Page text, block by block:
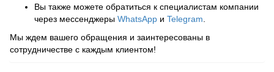
Вы также можете обратиться к специалистам компании
через мессенджеры WhatsApp и Telegram
Мы ждем вашего обращения и заинтересованы в
сотрудничестве с каждым клиентом!